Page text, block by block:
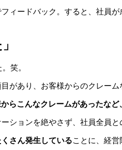
ィードバック。すると、社員
笑。
があり、お客様からのクレー
らこんなクレームがあったな
ョンを絶やさず、社員全員
さん発生していることに、経